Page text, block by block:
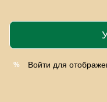
% Войти для